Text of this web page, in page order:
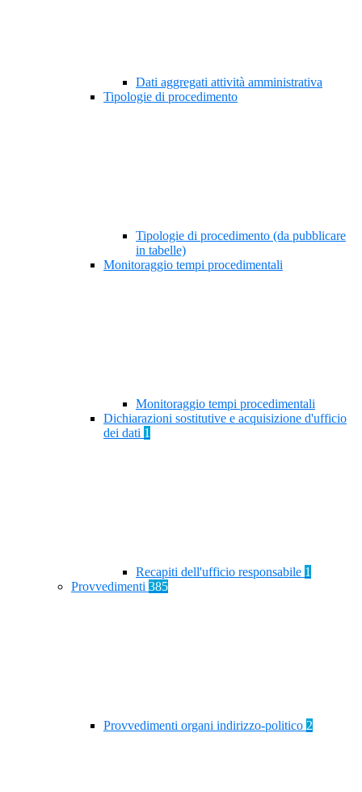
Dati aggregati attività amministrativa
Tipologie di procedimento
Tipologie di procedimento (da pubblicare
in tabelle)
Monitoraggio tempi procedimentali
Monitoraggio tempi procedimentali
Dichiarazioni sostitutive e acquisizione d'ufficio
dei dati 1
Recapiti dell'ufficio responsabile 1
Provvedimenti 385
Provvedimenti organi indirizzo-politico 2